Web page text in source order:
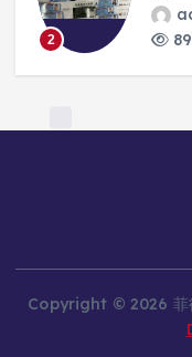
3
Copyright © 2026 菲